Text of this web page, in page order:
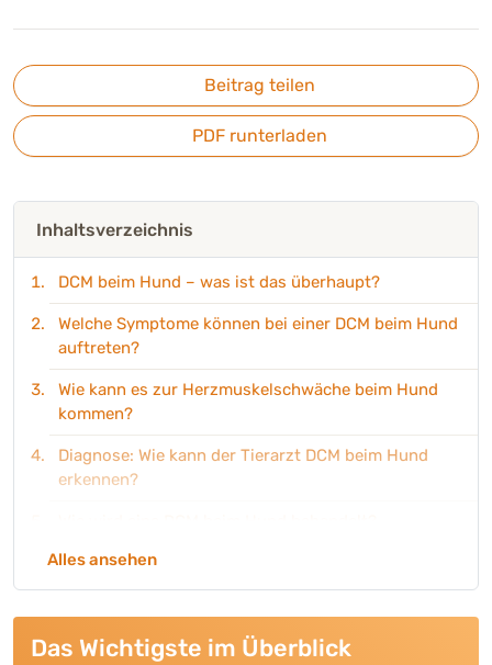
Beitrag teilen
PDF runterladen
Inhaltsverzeichnis
DCM beim Hund – was ist das überhaupt?
Welche Symptome können bei einer DCM beim Hund
auftreten?
Wie kann es zur Herzmuskelschwäche beim Hund
kommen?
Diagnose: Wie kann der Tierarzt DCM beim Hund
erkennen?
So kannst Du Deinen Hund bei der Diagnose DCM
unterstützen.
ernährungsphysiologischen Unterstützung bei bei
Alles ansehen
Das Wichtigste im Überblick